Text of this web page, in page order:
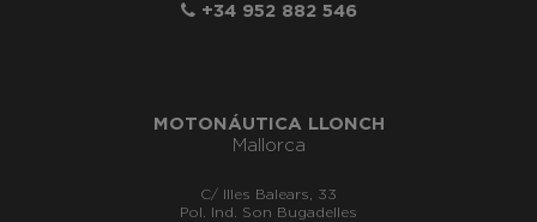
+34 952 882 546
MOTONÁUTICA LLONCH
Mallorca
C/ Illes Balears, 33
Pol. Ind. Son Bugadelles